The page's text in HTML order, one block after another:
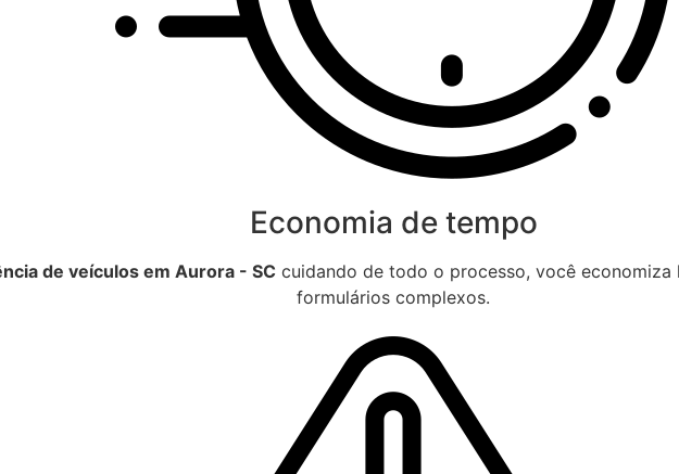
Economia de tempo
de veículos em Aurora - SC cuidando de todo o processo, você economiza
formulários complexos.